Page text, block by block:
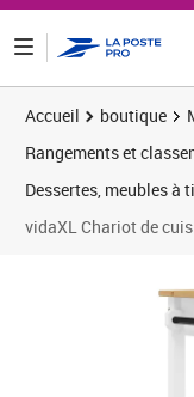
Accueil boutique
Rangements et
Dessertes, meubles à
vidaXL Chariot de